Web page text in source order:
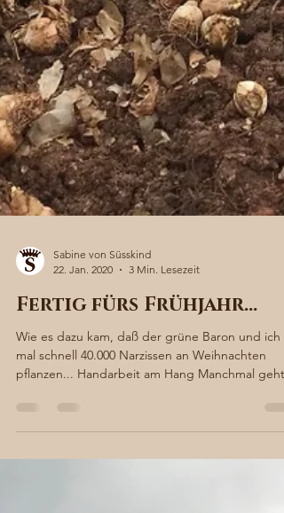
Sabine von Süsskind
22. Jan. 2020
3 Min. Lesezeit
Fertig fürs Frühjahr…
Wie es dazu kam, daß der grüne Baron und ich
man...